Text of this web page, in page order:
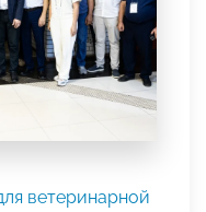
ветеринарной